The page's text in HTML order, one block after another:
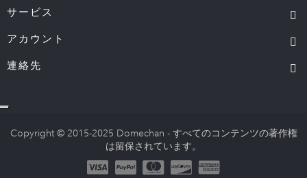
サービス
アカウント
連絡先
Copyright © 2015-2025 Domechan - すべてのコンテンツの著作権
は留保されています。